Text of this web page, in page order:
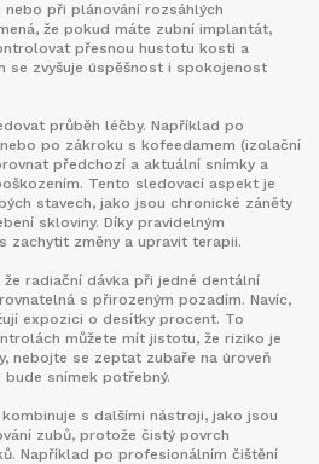
při plánování rozsáhlých
že pokud máte zubní implantát,
přesnou hustotu kosti a
se zvyšuje úspěšnost i spokojenost
průběh léčby. Například po
po zákroku s kofeedamem (izolační
předchozí a aktuální snímky a
Tento sledovací aspekt je
stavech, jako jsou chronické záněty
skloviny. Díky pravidelným
zachytit změny a upravit terapii.
radiační dávka při jedné dentální
s přirozeným pozadím. Navíc,
expozici o desítky procent. To
můžete mít jistotu, že riziko je
nebojte se zeptat zubaře na úroveň
snímek potřebný.
s dalšími nástroji, jako jsou
zubů, protože čistý povrch
Například po profesionálním čištění